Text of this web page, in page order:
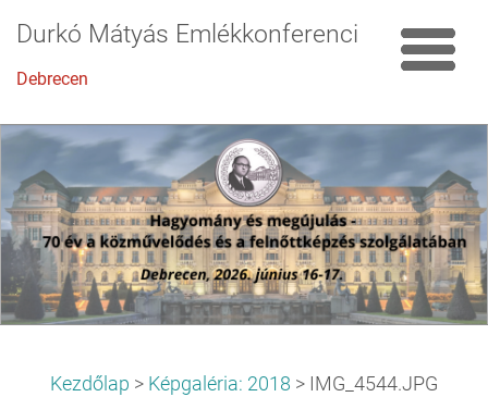
Durkó Mátyás Emlékkonferencia
Debrecen
Kezdőlap > Képgaléria: 2018 > IMG_4544.JPG